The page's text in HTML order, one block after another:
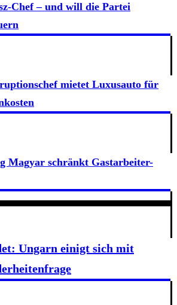
Chef – und will die Partei
mietet Luxusauto für
Magyar schränkt Gastarbeiter-
Ungarn einigt sich mit